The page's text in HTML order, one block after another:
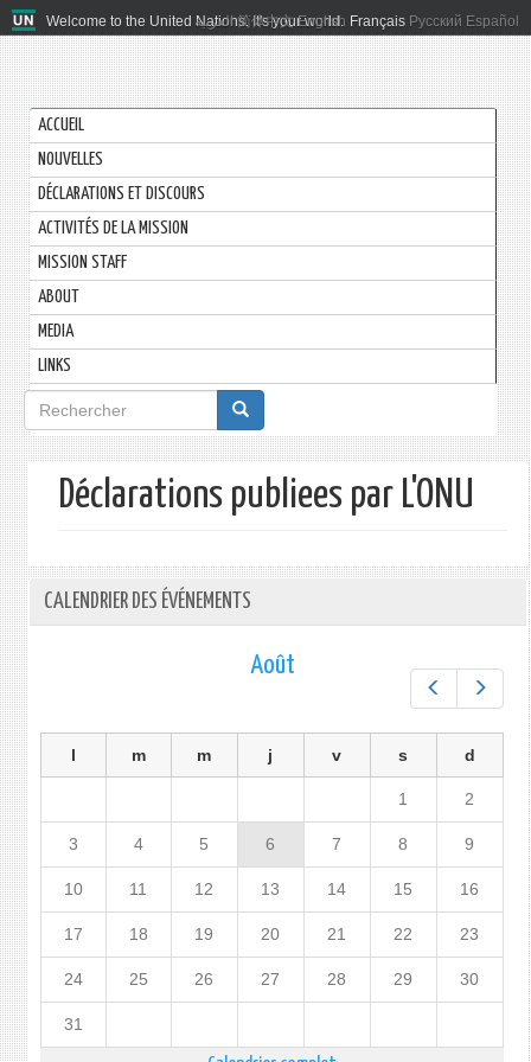
Welcome to the United Nations. It's your world.
العربية 简体中文 English Français Русский Español
ACCUEIL
NOUVELLES
DÉCLARATIONS ET DISCOURS
ACTIVITÉS DE LA MISSION
MISSION STAFF
ABOUT
MEDIA
LINKS
Formulaire
de
recherche
Déclarations publiees par L'ONU
CALENDRIER DES ÉVÉNEMENTS
Préc.
Août
l m m j v s d
1 2
3 4 5 6 7 8 9
10 11 12 13 14 15 16
17 18 19 20 21 22 23
24 25 26 27 28 29 30
31